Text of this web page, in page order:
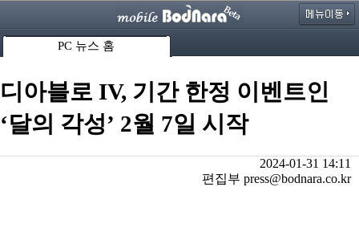
PC 뉴스 홈
디아블로 IV, 기간 한정 이벤트인
‘달의 각성’ 2월 7일 시작
2024-01-31 14:11
편집부 press@bodnara.co.kr